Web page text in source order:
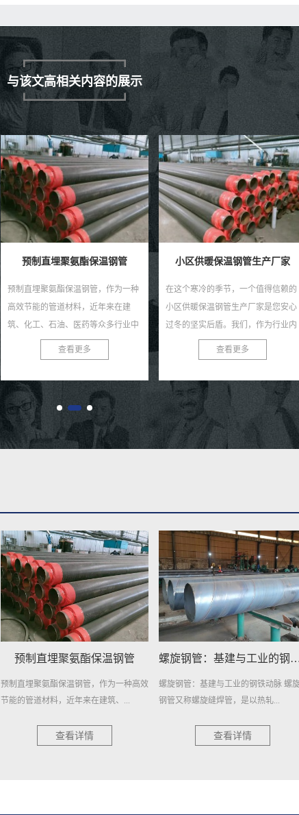
与该文高相关内容的展示
小区供暖保温钢管生产厂家
在这个寒冷的季节，一个值得信赖的
小区供暖保温钢管生产厂家是您安心
过冬的坚实后盾。我们，作为行业内
的佼佼者，致力于为您提供高质量、
高性能的供暖保温钢管，...
查看更多
保温聚氨酯钢管厂家
在现今快速发展的工业领域中，保温
聚氨酯钢管作为一种高效、节能的管
道材料，正受到越来越多企业的青
睐。作为专业的保温聚氨酯钢管厂
家，我们致力于为客户提供优...
查看更多
螺旋钢管：基建与工业的钢铁动脉
螺旋钢管：基建与工业的钢铁动脉 螺旋
钢管又称螺旋缝焊管，是以热轧...
查看详情
埋地排污水用防腐螺旋钢管
埋地排污水用防腐螺旋钢管：环保新选
择，耐用更可靠 在当今社...
查看详情